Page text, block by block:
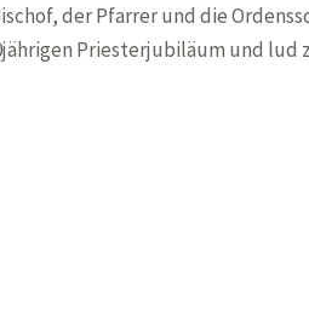
der Pfarrer und die
Priesterjubiläum und lud